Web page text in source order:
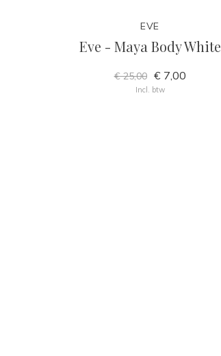
EVE
Eve - Maya Body White
€ 25,00 € 7,00
Incl. btw